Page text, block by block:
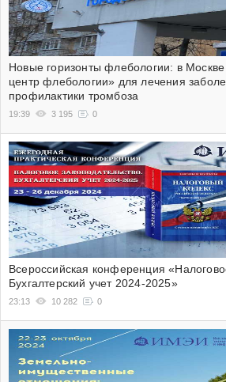
Новые горизонты флебологии: в Москве
центр флебологии» для лечения
профилактики тромбоза
19:39 3 195 0
Всероссийская конференция
Бухгалтерский учет 2024-2025»
23:13 10 282 0